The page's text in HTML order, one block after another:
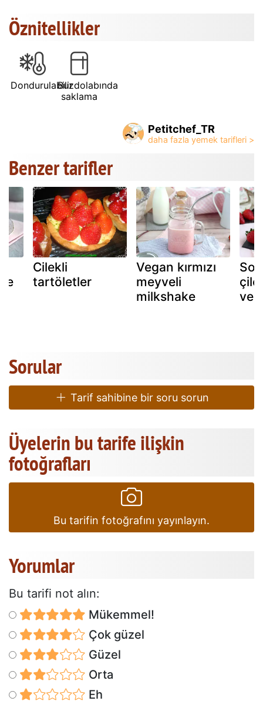
Öznitellikler
DondurulabilirBuzdolabında
saklama
Petitchef_TR
Benzer tarifler
Cilekli
tartöletler
Vegan kırmızı
meyveli
milkshake
Sorular
Tarif sahibine bir soru sorun
Üyelerin bu tarife ilişkin
fotoğrafları
Bu tarifin fotoğrafını yayınlayın.
Yorumlar
Bu tarifi not alın:
Mükemmel!
Çok güzel
Güzel
Orta
Eh